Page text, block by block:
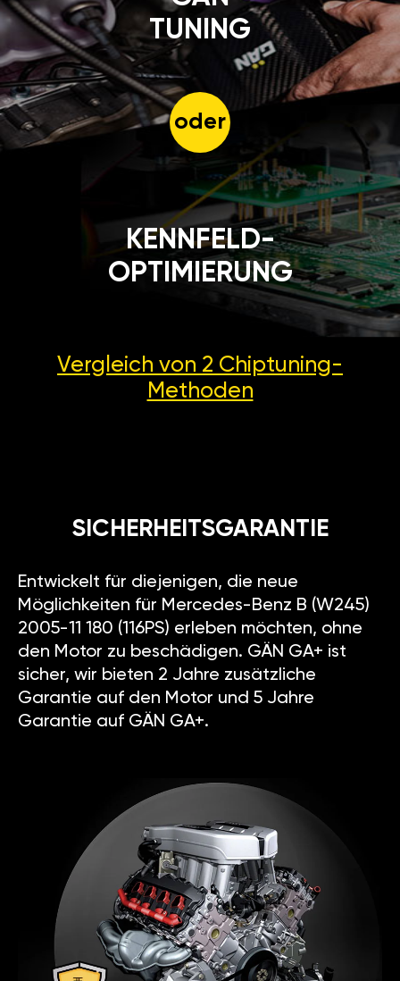
TUNING
oder
KENNFELD-
OPTIMIERUNG
Vergleich von 2 Chiptuning-
Methoden
SICHERHEITSGARANTIE
Entwickelt für diejenigen, die neue
Möglichkeiten für Mercedes-Benz B (W245)
2005-11 180 (116PS) erleben möchten, ohne
den Motor zu beschädigen. GÄN GA+ ist
sicher, wir bieten 2 Jahre zusätzliche
Garantie auf den Motor und 5 Jahre
Garantie auf GÄN GA+.